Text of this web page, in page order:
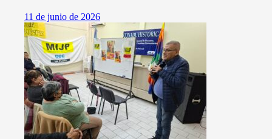
11 de junio de 2026